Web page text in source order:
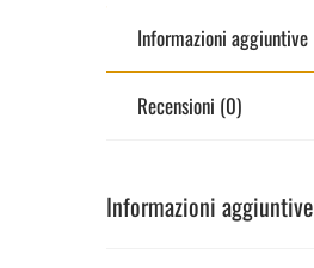
Informazioni aggiuntive
Recensioni (0)
Informazioni aggiuntive